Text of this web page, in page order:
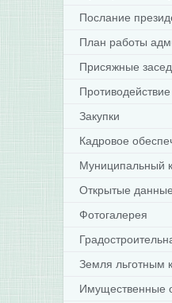
Послание
План работы
Присяжные
Закупки
Кадровое
Муниципальный
Открытые данные
Фотогалерея
Земля льготным
Имущественные